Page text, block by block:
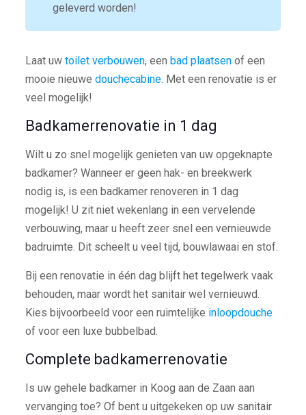
geleverd worden!
Laat uw toilet verbouwen, een bad plaatsenof een
mooie nieuwe douchecabine. Met een renovatie is er
veel mogelijk!
Badkamerrenovatie in 1 dag
Wilt u zo snel mogelijk genieten van uw opgeknapte
badkamer? Wanneer er geen hak- en breekwerk
nodig is, is een badkamer renoveren in 1 dag
mogelijk! U zit niet wekenlang in een vervelende
verbouwing, maar u heeft zeer snel een vernieuwde
badruimte. Dit scheelt u veel tijd, bouwlawaai en stof.
Bij een renovatie in één dag blijft het tegelwerk vaak
behouden, maar wordt het sanitair wel vernieuwd.
Kies bijvoorbeeld voor een ruimtelijke inloopdouche
of voor een luxe bubbelbad.
Complete badkamerrenovatie
Is uw gehele badkamer in Koog aan de Zaan aan
vervanging toe? Of bent u uitgekeken op uw sanitair